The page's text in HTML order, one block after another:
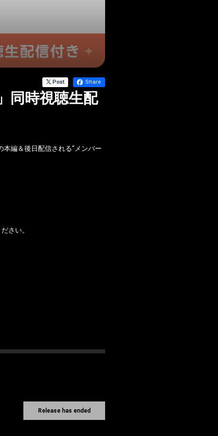
Post Share
同時視聴生配
編＆後日配信される“メンバー
さい。
Release has ended